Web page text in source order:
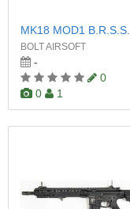
MK18 MOD1 B.R.S.S.
BOLT AIRSOFT
-
0
0
1